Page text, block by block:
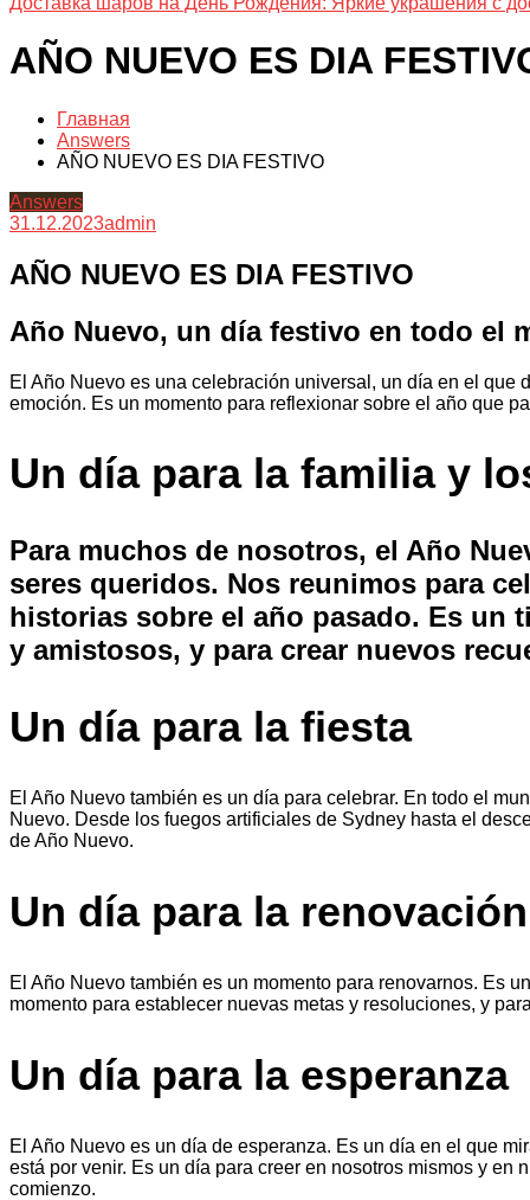
AÑO NUEVO ES DIA
Главная
Answers
AÑO NUEVO ES DIA FESTIVO
Answers
31.12.2023admin
AÑO NUEVO ES DIA FESTIVO
Año Nuevo, un día festivo en todo el
El Año Nuevo es una celebración universal, un día en el
emoción. Es un momento para reflexionar sobre el año que
Un día para la familia y
Para muchos de nosotros, el Año
seres queridos. Nos reunimos para
historias sobre el año pasado. Es un
y amistosos, y para crear nuevos
Un día para la fiesta
El Año Nuevo también es un día para celebrar. En todo el
Nuevo. Desde los fuegos artificiales de Sydney hasta el
de Año Nuevo.
Un día para la renovación
El Año Nuevo también es un momento para renovarnos. Es
momento para establecer nuevas metas y resoluciones, y
Un día para la esperanza
El Año Nuevo es un día de esperanza. Es un día en el que
está por venir. Es un día para creer en nosotros mismos y
comienzo.